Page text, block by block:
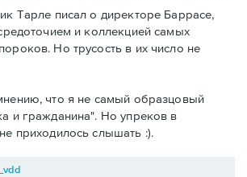
Тарле писал о директоре Баррасе,
и коллекцией самых
Но трусость в их число не
что я не самый образцовый
и гражданина". Но упреков в
приходилось слышать :).